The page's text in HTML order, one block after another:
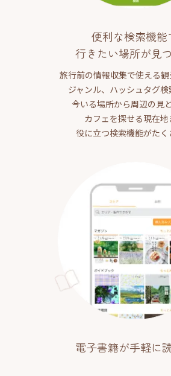
便利な検索機能
行きたい場所が見
旅行前の情報収集で使える観
ジャンル、ハッシュタグ検
今いる場所から周辺の見
カフェを探せる現在地
役に立つ検索機能がたく
電子書籍が手軽に